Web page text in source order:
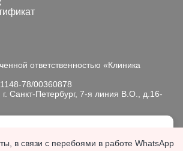
ответственностью «Клиника
78/00360878
Санкт-Петербург, 7-я линия В.О., д.16-
на сайте, носит исключительно
пользоваться сайтом, вы
в связи с перебоями в работе WhatsApp